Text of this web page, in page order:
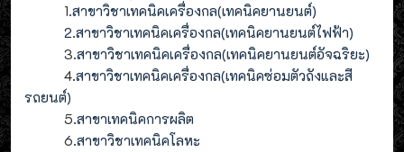
1.สาขาวิชาเทคนิคเครื่องกล(เทคนิคยานยนต์)
2.สาขาวิชาเทคนิคเครื่องกล(เทคนิคยานยนต์ไฟฟ้า)
3.สาขาวิชาเทคนิคเครื่องกล(เทคนิคยานยนต์อัจฉริยะ)
4.สาขาวิชาเทคนิคเครื่องกล(เทคนิคซ่อมตัวถังและสี
รถยนต์)
5.สาขาเทคนิคการผลิต
6.สาขาวิชาเทคนิคโลหะ